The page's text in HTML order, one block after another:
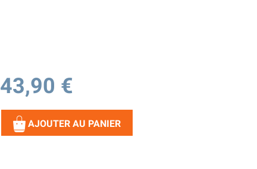
43,90 €
AJOUTER AU PANIER